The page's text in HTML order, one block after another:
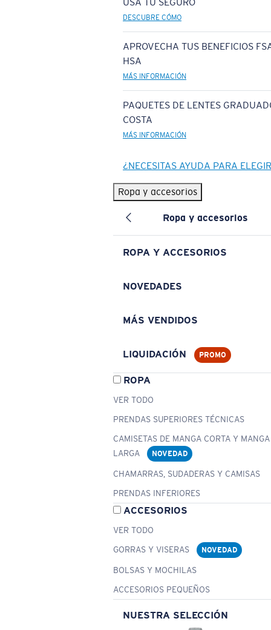
DESCUBRE CÓMO
APROVECHA TUS BENEFICIOS
HSA
MÁS INFORMACIÓN
PAQUETES DE LENTES
COSTA
MÁS INFORMACIÓN
¿NECESITAS AYUDA PARA
Ropa y accesorios
Ropa y accesorios
ROPA Y ACCESORIOS
NOVEDADES
MÁS VENDIDOS
LIQUIDACIÓN PROMO
ROPA
VER TODO
PRENDAS SUPERIORES TÉCNICAS
CAMISETAS DE MANGA CORTA Y MANGA
LARGA
NOVEDAD
CHAMARRAS, SUDADERAS Y CAMISAS
PRENDAS INFERIORES
ACCESORIOS
VER TODO
GORRAS Y VISERAS
NOVEDAD
BOLSAS Y MOCHILAS
ACCESORIOS PEQUEÑOS
NUESTRA SELECCIÓN